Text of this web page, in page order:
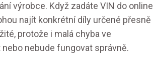
výrobce. Když zadáte VIN do online
najít konkrétní díly určené přesně
protože i malá chyba ve
nebude fungovat správně.